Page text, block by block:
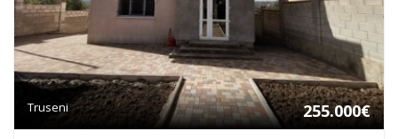
Truseni 255.000€